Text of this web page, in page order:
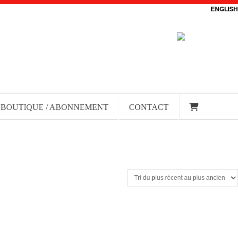
ENGLISH
BOUTIQUE / ABONNEMENT CONTACT